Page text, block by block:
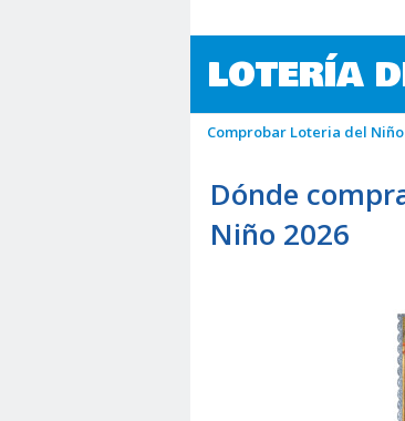
LOTERÍA
Comprobar Loteria del Niño
Dónde
Niño 2026